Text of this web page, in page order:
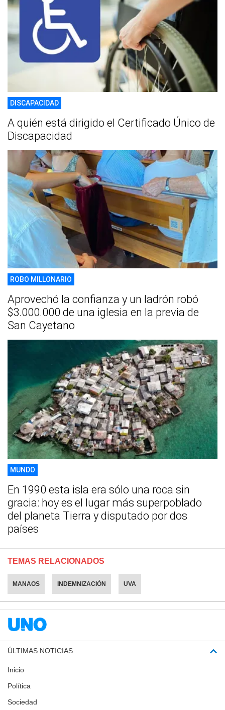
DISCAPACIDAD
A quién está dirigido el Certificado Único de
Discapacidad
ROBO MILLONARIO
Aprovechó la confianza y un ladrón robó
$3.000.000 de una iglesia en la previa de
San Cayetano
MUNDO
En 1990 esta isla era sólo una roca sin
gracia: hoy es el lugar más superpoblado
del planeta Tierra y disputado por dos
países
TEMAS RELACIONADOS
MANAOS INDEMNIZACIÓN UVA
ÚLTIMAS NOTICIAS
Inicio
Política
Sociedad